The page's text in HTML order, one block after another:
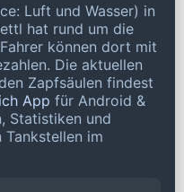
Luft und Wasser) in
hat rund um die
Fahrer können dort mit
Die aktuellen
Zapfsäulen findest
App für Android &
Statistiken und
Tankstellen im